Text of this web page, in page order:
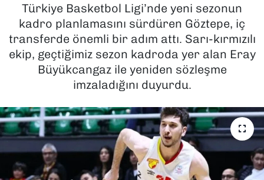
Türkiye Basketbol Ligi’nde yeni sezonun
kadro planlamasını sürdüren Göztepe, iç
transferde önemli bir adım attı. Sarı-kırmızılı
ekip, geçtiğimiz sezon kadroda yer alan Eray
Büyükcangaz ile yeniden sözleşme
imzaladığını duyurdu.
MAGAZİN
POLİTİKA
SAĞLIK
SPOR
TEKNOLOJİ
YAŞAM
Haber Arşivi